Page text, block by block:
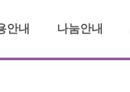
안내 나눔안내